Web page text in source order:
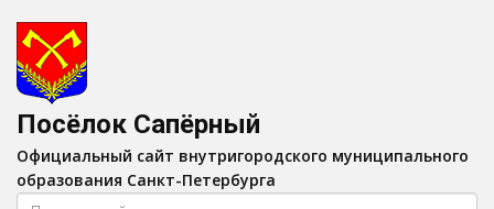
Изображения:
Цвет:A A
Посёлок Сапёрный
Официальный сайт внутригородского муниципального
образования Санкт-Петербурга